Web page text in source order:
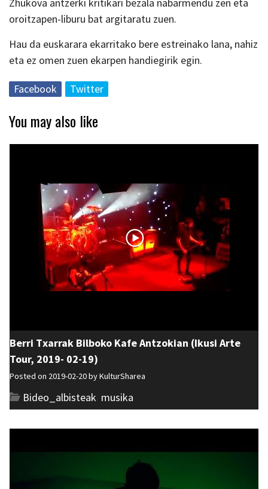
Zhukova antzerki kritikari bezala nabarmendu zen eta
oroitzapen-liburu bat argitaratu zuen.
Hau da euskarara ekarritako bere estreinako lana, nahiz
eta ez omen zuen ekarpen handiegirik egin.
Facebook Twitter
You may also like
Berri Txarrak Bilboko Kafe Antzokian (Ikusi Arte
Tour, 2019- 02-19)
Posted on 2019-02-20 byKulturSharea
Bideo_albisteak musika